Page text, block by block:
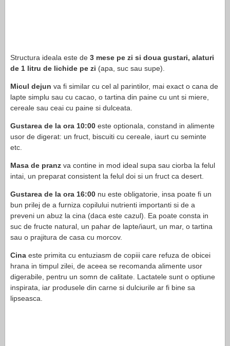
Structura ideala este de 3 mese pe zi si doua gustari, alaturi
de 1 litru de lichide pe zi (apa, suc sau supe).
Micul dejun va fi similar cu cel al parintilor, mai exact o cana de
lapte simplu sau cu cacao, o tartina din paine cu unt si miere,
cereale sau ceai cu paine si dulceata.
Gustarea de la ora 10:00 este optionala, constand in alimente
usor de digerat: un fruct, biscuiti cu cereale, iaurt cu seminte
etc.
Masa de pranz va contine in mod ideal supa sau ciorba la felul
intai, un preparat consistent la felul doi si un fruct ca desert.
Gustarea de la ora 16:00 nu este obligatorie, insa poate fi un
bun prilej de a furniza copilului nutrienti importanti si de a
preveni un abuz la cina (daca este cazul). Ea poate consta in
suc de fructe natural, un pahar de lapte/iaurt, un mar, o tartina
sau o prajitura de casa cu morcov.
Cina este primita cu entuziasm de copiii care refuza de obicei
hrana in timpul zilei, de aceea se recomanda alimente usor
digerabile, pentru un somn de calitate. Lactatele sunt o optiune
inspirata, iar produsele din carne si dulciurile ar fi bine sa
lipseasca.